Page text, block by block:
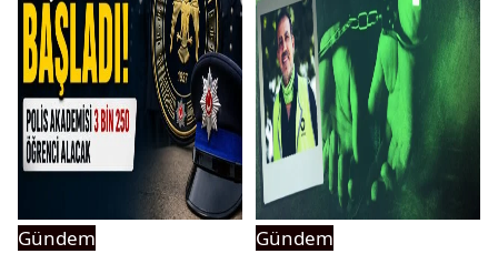
Gündem
Gündem